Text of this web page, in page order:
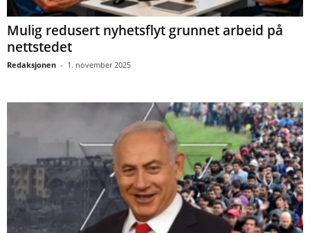
Mulig redusert nyhetsflyt grunnet arbeid på
nettstedet
Redaksjonen - 1. november 2025